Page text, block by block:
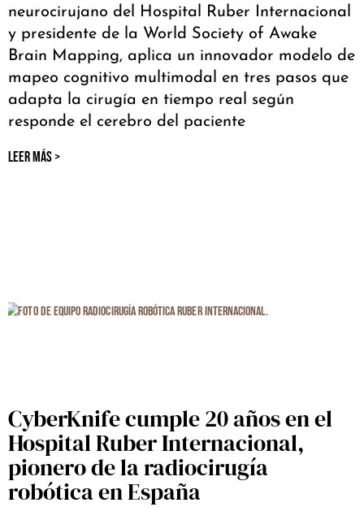
neurocirujano del Hospital Ruber Internacional
y presidente de la World Society of Awake
Brain Mapping, aplica un innovador modelo de
mapeo cognitivo multimodal en tres pasos que
adapta la cirugía en tiempo real según
responde el cerebro del paciente
LEER MÁS >
CyberKnife cumple 20 años en el
Hospital Ruber Internacional,
pionero de la radiocirugía
robótica en España